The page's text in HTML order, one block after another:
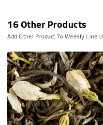
16 Other Products
Add Other Product To Weekly Line